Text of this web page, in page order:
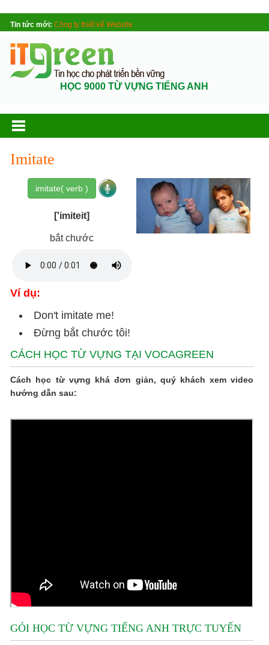
Tin tức mới: Công ty thiết kế Website
HỌC 9000 TỪ VỰNG TIẾNG ANH
Imitate
imitate( verb )
['imiteit]
bắt chước
Ví dụ:
Don't imitate me!
Đừng bắt chước tôi!
CÁCH HỌC TỪ VỰNG TẠI VOCAGREEN
Cách học từ vựng khá đơn giản, quý khách xem video
hướng dẫn sau:
GÓI HỌC TỪ VỰNG TIẾNG ANH TRỰC TUYẾN